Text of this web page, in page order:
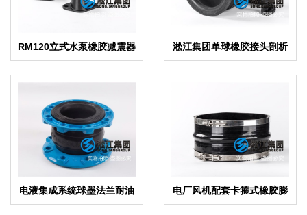
RM120立式水泵橡胶减震器
产品
淞江集团单球橡胶接头剖析
电液集成系统球墨法兰耐油
橡胶接头
电厂风机配套卡箍式橡胶膨
胀节